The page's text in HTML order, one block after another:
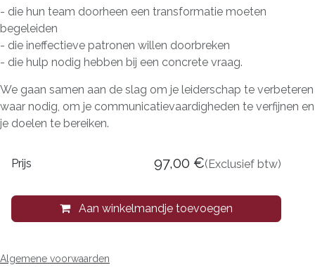
- die hun team doorheen een transformatie moeten
begeleiden
- die ineffectieve patronen willen doorbreken
- die hulp nodig hebben bij een concrete vraag.
We gaan samen aan de slag om je leiderschap te verbeteren
waar nodig, om je communicatievaardigheden te verfijnen en
je doelen te bereiken.
Aan winkelmandje toevoegen
Prijs 97,00 €(Exclusief btw)
Algemene voorwaarden